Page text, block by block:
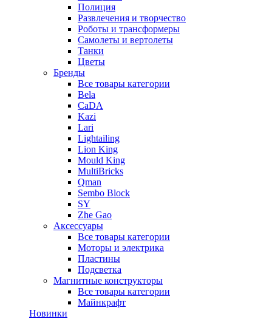
Полиция
Развлечения и творчество
Роботы и трансформеры
Самолеты и вертолеты
Танки
Цветы
Бренды
Все товары категории
Bela
CaDA
Kazi
Lari
Lightailing
Lion King
Mould King
MultiBricks
Qman
Sembo Block
SY
Zhe Gao
Аксессуары
Все товары категории
Моторы и электрика
Пластины
Подсветка
Магнитные конструкторы
Все товары категории
Майнкрафт
Новинки